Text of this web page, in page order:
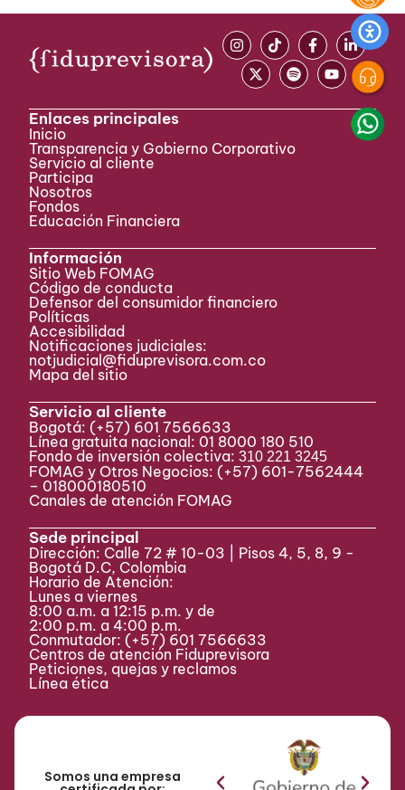
Enlaces principales
Inicio
Transparencia y Gobierno Corporativo
Servicio al cliente
Participa ​
Nosotros
Fondos
Educación Financiera
Información
Sitio Web FOMAG
Código de conducta
Defensor del consumidor financiero
Políticas
Accesibilidad
Notificaciones judiciales:
notjudicial@fiduprevisora.com.co
Mapa del sitio
Servicio al cliente
Bogotá: (+57) 601 7566633
Línea gratuita nacional: 01 8000 180 510
Fondo de inversión colectiva:310 221 3245
FOMAG y Otros Negocios: (+57) 601-7562444
– 018000180510
Canales de atención FOMAG
Sede principal
Dirección: Calle 72 # 10-03 | Pisos 4, 5, 8, 9 -
Bogotá D.C, Colombia
Horario de Atención:
Lunes a viernes
8:00 a.m. a 12:15 p.m. y de
2:00 p.m. a 4:00 p.m.
Conmutador: (+57) 601 7566633
Centros de atención Fiduprevisora
Peticiones, quejas y reclamos
Línea ética
Somos una empresa